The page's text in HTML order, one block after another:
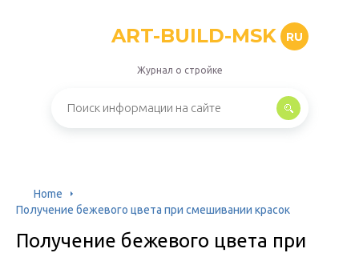
ART-BUILD-MSK RU
Журнал о стройке
Home
Получение бежевого цвета при смешивании красок
Получение бежевого цвета при